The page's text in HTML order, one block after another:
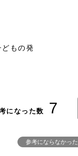
もの発
になった数 7
参考にならなかった